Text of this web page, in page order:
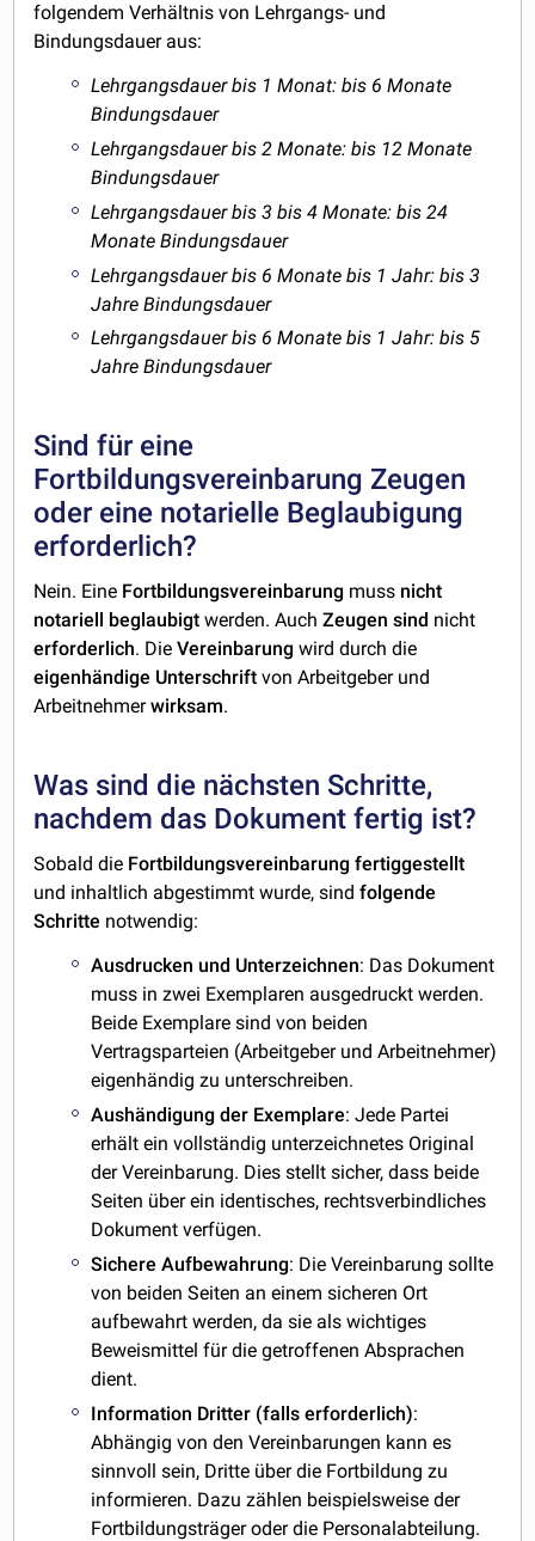
folgendem Verhältnis von Lehrgangs- und
Bindungsdauer aus:
Lehrgangsdauer bis 1 Monat: bis 6 Monate
Bindungsdauer
Lehrgangsdauer bis 2 Monate: bis 12 Monate
Bindungsdauer
Lehrgangsdauer bis 3 bis 4 Monate: bis 24
Monate Bindungsdauer
Lehrgangsdauer bis 6 Monate bis 1 Jahr: bis 3
Jahre Bindungsdauer
Lehrgangsdauer bis 6 Monate bis 1 Jahr: bis 5
Jahre Bindungsdauer
Sind für eine
Fortbildungsvereinbarung Zeugen
oder eine notarielle Beglaubigung
erforderlich?
Nein. Eine Fortbildungsvereinbarung muss nicht
notariell beglaubigt werden. AuchZeugen sind nicht
erforderlich. DieVereinbarung wird durch die
eigenhändige Unterschrift von Arbeitgeber und
Arbeitnehmerwirksam.
Was sind die nächsten Schritte,
nachdem das Dokument fertig ist?
Sobald die Fortbildungsvereinbarung fertiggestellt
und inhaltlich abgestimmt wurde, sindfolgende
Schritte notwendig:
Ausdrucken und Unterzeichnen: Das Dokument
muss in zwei Exemplaren ausgedruckt werden.
Beide Exemplare sind von beiden
Vertragsparteien (Arbeitgeber und Arbeitnehmer)
eigenhändig zu unterschreiben.
Aushändigung der Exemplare: Jede Partei
erhält ein vollständig unterzeichnetes Original
der Vereinbarung. Dies stellt sicher, dass beide
Seiten über ein identisches, rechtsverbindliches
Dokument verfügen.
Sichere Aufbewahrung: Die Vereinbarung sollte
von beiden Seiten an einem sicheren Ort
aufbewahrt werden, da sie als wichtiges
Beweismittel für die getroffenen Absprachen
dient.
Information Dritter (falls erforderlich):
Abhängig von den Vereinbarungen kann es
sinnvoll sein, Dritte über die Fortbildung zu
informieren. Dazu zählen beispielsweise der
Fortbildungsträger oder die Personalabteilung.